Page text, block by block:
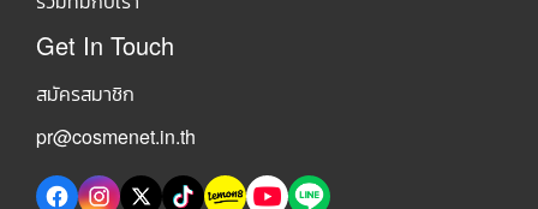
Get In Touch
สมัครสมาชิก
pr@cosmenet.in.th